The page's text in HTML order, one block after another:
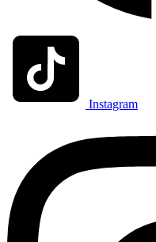
Instagram